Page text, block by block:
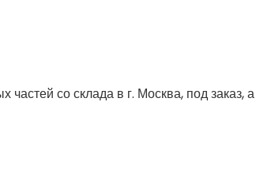
со склада в г. Москва, под